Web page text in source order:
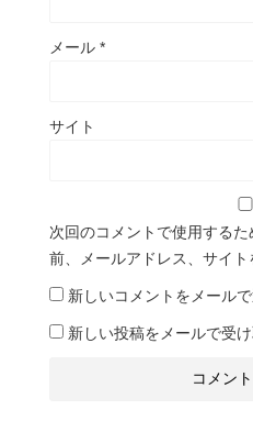
メール *
サイト
次回のコメントで使用する
前、メールアドレス、サイト
新しいコメントをメール
新しい投稿をメールで受